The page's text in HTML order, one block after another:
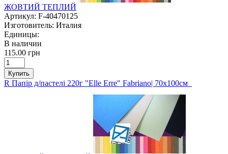
ЖОВТИЙ ТЕПЛИЙ
Артикул: F-40470125
Изготовитель: Италия
Единицы:
В наличии
115.00 грн
Купить
R Папір д/пастелі 220г "Elle Erre" Fabriano| 70х100см